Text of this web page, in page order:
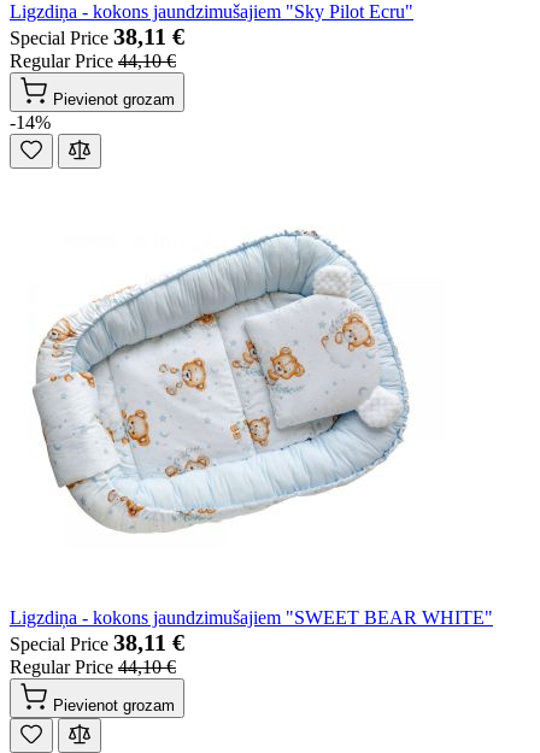
Ligzdiņa - kokons jaundzimušajiem "Sky Pilot Ecru"
Special Price 38,11 €
Regular Price 44,10 €
Pievienot grozam
-14%
Ligzdiņa - kokons jaundzimušajiem "SWEET BEAR WHITE"
Special Price 38,11 €
Regular Price 44,10 €
Pievienot grozam